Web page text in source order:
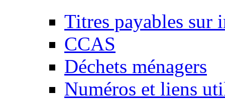
Titres payables sur
CCAS
Déchets ménagers
Numéros et liens